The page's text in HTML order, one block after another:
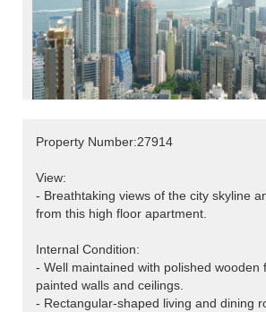
Property Number:27914
View:
- Breathtaking views of the city skyline
from this high floor apartment.
Internal Condition:
- Well maintained with polished wooden
painted walls and ceilings.
- Rectangular-shaped living and dining